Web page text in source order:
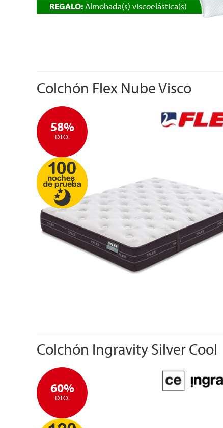
REGALO: Almohada(s) viscoelástica(s)
Colchón Flex Nube Visco
58%
DTO.
Colchón Ingravity Silver Cool
60%
DTO.